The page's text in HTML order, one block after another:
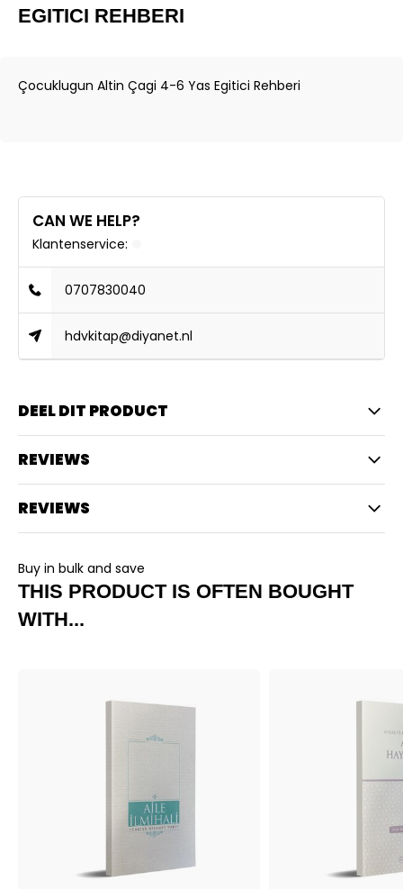
EGITICI REHBERI
Çocuklugun Altin Çagi 4-6 Yas Egitici Rehberi
CAN WE HELP?
Klantenservice:
0707830040
hdvkitap@diyanet.nl
DEEL DIT PRODUCT
REVIEWS
REVIEWS
Buy in bulk and save
THIS PRODUCT IS OFTEN BOUGHT
WITH...